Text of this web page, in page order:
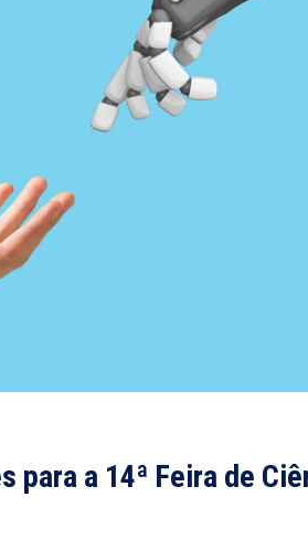
para a 14ª Feira de